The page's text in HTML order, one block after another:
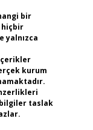
bir
hiçbir
yalnızca
kurum
taslak